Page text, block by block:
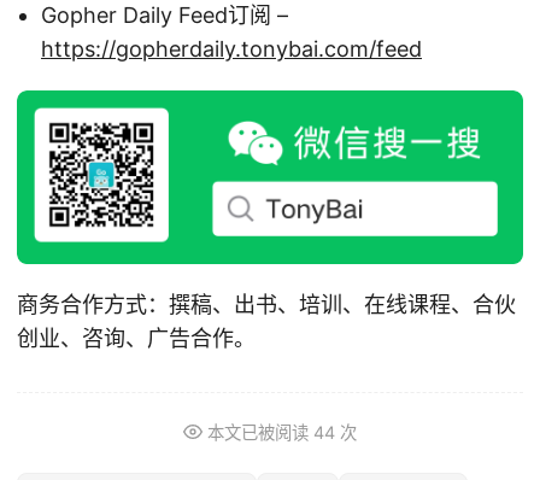
Gopher Daily Feed订阅 –
https://gopherdaily.tonybai.com/feed
商务合作方式：撰稿、出书、培训、在线课程、合伙
创业、咨询、广告合作。
本文已被阅读 44 次